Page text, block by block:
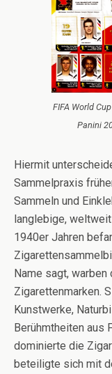
FIFA World
Panini
Hiermit
Sammelpraxis
Sammeln und
langlebige,
1940er Jahren
Name sagt,
Zigarettenmarken.
Kunstwerke,
Berühmtheiten aus
dominierte die
beteiligte sich mit